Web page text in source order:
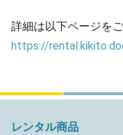
詳細は以下ページを
https://
レンタル商品